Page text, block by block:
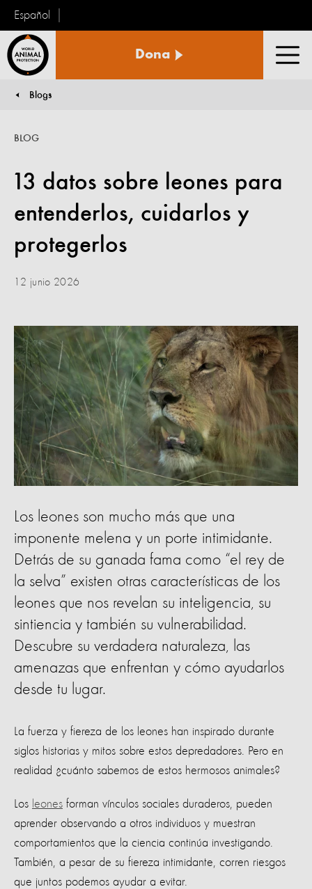
Español
Animal
Dona
You are here:
Blogs
13 datos sobre leones para
entenderlos, cuidarlos y
protegerlos
BLOG
12 junio 2026
Los leones son mucho más que una
imponente melena y un porte intimidante.
Detrás de su ganada fama como “el rey de
la selva” existen otras características de los
leones que nos revelan su inteligencia, su
sintiencia y también su vulnerabilidad.
Descubre su verdadera naturaleza, las
amenazas que enfrentan y cómo ayudarlos
desde tu lugar.
La fuerza y fiereza de los leones han inspirado durante
siglos historias y mitos sobre estos depredadores. Pero en
realidad ¿cuánto sabemos de estos hermosos animales?
Los leones forman vínculos sociales duraderos, pueden
aprender observando a otros individuos y muestran
comportamientos que la ciencia continúa investigando.
También, a pesar de su fiereza intimidante, corren riesgos
que juntos podemos ayudar a evitar.